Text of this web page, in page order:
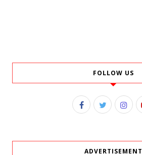
FOLLOW US
ADVERTISEMENT